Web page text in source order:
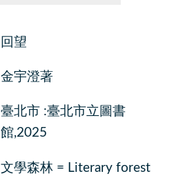
回望
金宇澄著
臺北市 :臺北市立圖書
館,2025
文學森林 = Literary forest